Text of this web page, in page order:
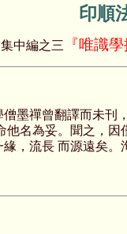
印順
中編之三 『唯識
禪曾翻譯而未刊
他名為妥。聞之，
，流長 而源遠矣